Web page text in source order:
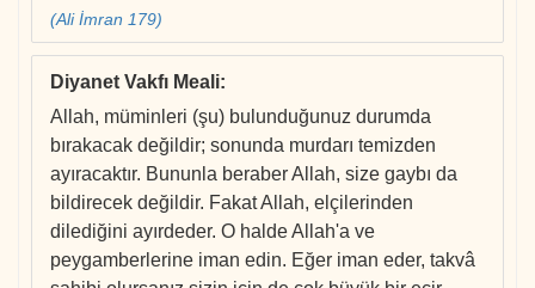
(Ali İmran 179)
Diyanet Vakfı Meali:
Allah, müminleri (şu) bulunduğunuz durumda
bırakacak değildir; sonunda murdarı temizden
ayıracaktır. Bununla beraber Allah, size gaybı da
bildirecek değildir. Fakat Allah, elçilerinden
dilediğini ayırdeder. O halde Allah'a ve
peygamberlerine iman edin. Eğer iman eder, takvâ